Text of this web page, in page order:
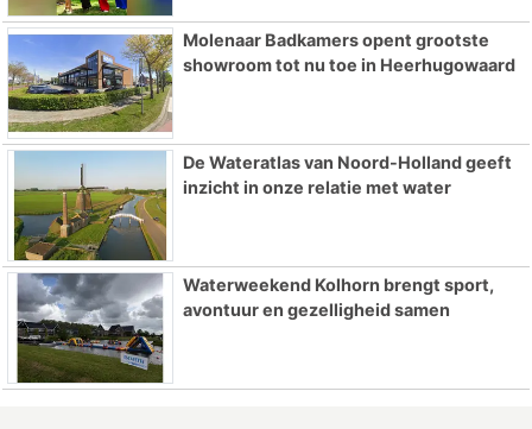
Molenaar Badkamers opent grootste
showroom tot nu toe in Heerhugowaard
De Wateratlas van Noord-Holland geeft
inzicht in onze relatie met water
Waterweekend Kolhorn brengt sport,
avontuur en gezelligheid samen